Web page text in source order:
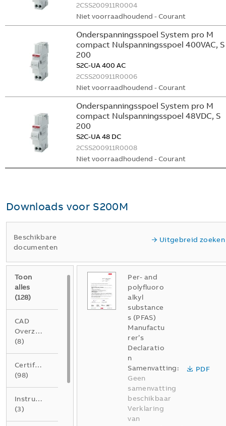
2CSS200911R0004
Niet voorraadhoudend - Courant
Onderspanningsspoel System pro M
compact Nulspanningsspoel 400VAC, S
200
S2C-UA 400 AC
2CSS200911R0006
Niet voorraadhoudend - Courant
Onderspanningsspoel System pro M
compact Nulspanningsspoel 48VDC, S
200
S2C-UA 48 DC
2CSS200911R0008
Niet voorraadhoudend - Courant
Downloads voor S200M
Beschikbare
documenten
Uitgebreid zoeken
Toon
alles
(128)
CAD
Overzichtstekening
(8)
Certificaat
(98)
Instructie
(3)
Per- and
polyfluoro
alkyl
substance
s (PFAS)
Manufactu
rer’s
Declaratio
n
Samenvatting:
Geen
samenvatting
beschikbaar
Verklaring
van
PDF